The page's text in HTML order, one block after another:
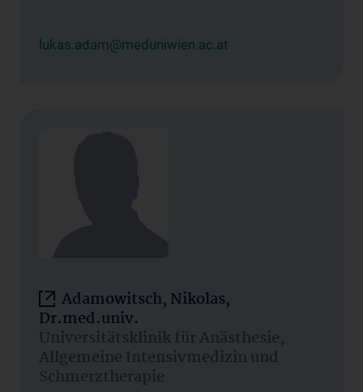
lukas.adam@meduniwien.ac.at
Adamowitsch, Nikolas,
Dr.med.univ.
Universitätsklinik für Anästhesie,
Allgemeine Intensivmedizin und
Schmerztherapie